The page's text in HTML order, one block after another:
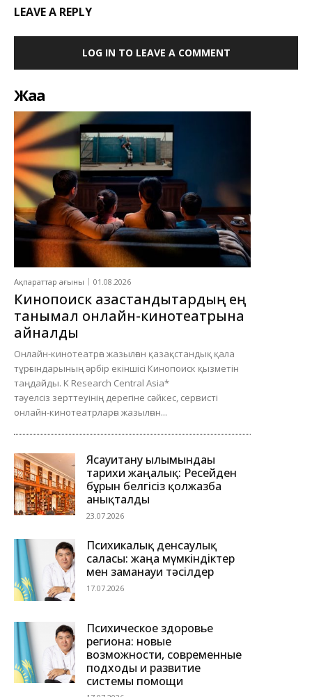
LEAVE A REPLY
LOG IN TO LEAVE A COMMENT
Жаңа
Ақпараттар ағыны 01.08.2026
Кинопоиск қазақстандықтардың ең
танымал онлайн-кинотеатрына
айналды
Онлайн-кинотеатрға жазылған қазақстандық қала
тұрғындарының әрбір екіншісі Кинопоиск қызметін
таңдайды. K Research Central Asia*
тәуелсіз зерттеуінің дерегіне сәйкес, сервисті
онлайн-кинотеатрларға жазылған...
Ясауитану ғылымындағы
тарихи жаңалық: Ресейден
бұрын белгісіз қолжазба
анықталды
23.07.2026
Психикалық денсаулық
саласы: жаңа мүмкіндіктер
мен заманауи тәсілдер
17.07.2026
Психическое здоровье
региона: новые
возможности, современные
подходы и развитие
системы помощи